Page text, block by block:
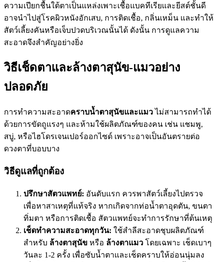
ความเปียกชื้นใต้ตาเป็นแหล่งเพาะเชื้อแบคทีเรียและยีสต์ชั้นดี
อาจนำไปสู่โรคผิวหนังอักเสบ, การติดเชื้อ, กลิ่นเหม็น และทำให้
สัตว์เลี้ยงคันหรือเจ็บปวดบริเวณนั้นได้ ดังนั้น การดูแลความ
สะอาดจึงสำคัญอย่างยิ่ง
วิธีเช็ดตาและล้างตาสุนัข-แมวอย่าง
ปลอดภัย
การทำความสะอาดคราบน้ำตาสุนัขและแมวไม่สามารถทำได้
ด้วยการขัดถูแรงๆ และห้ามใช้ผลิตภัณฑ์ของคน เช่น แชมพู,
สบู่, หรือไฮโดรเจนเปอร์ออกไซด์ เพราะอาจเป็นอันตรายต่อ
ดวงตาที่บอบบาง
วิธีดูแลที่ถูกต้อง
ปรึกษาสัตวแพทย์: อันดับแรก ควรพาสัตว์เลี้ยงไปตรวจ
เพื่อหาสาเหตุที่แท้จริง หากเกิดจากท่อน้ำตาอุดตัน, ขนตา
ทิ่มตา หรือการติดเชื้อ สัตวแพทย์จะทำการรักษาที่ต้นเหตุ
เช็ดทำความสะอาดทุกวัน: ใช้สำลีสะอาดชุบผลิตภัณฑ์
สำหรับ ล้างตาสุนัข หรือ ล้างตาแมว โดยเฉพาะ เช็ดเบาๆ
วันละ 1-2 ครั้ง เพื่อซับน้ำตาและเช็ดคราบให้อ่อนนุ่มลง